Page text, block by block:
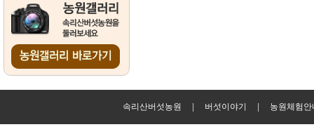
속리산버섯농원 버섯이야기 농원체험안